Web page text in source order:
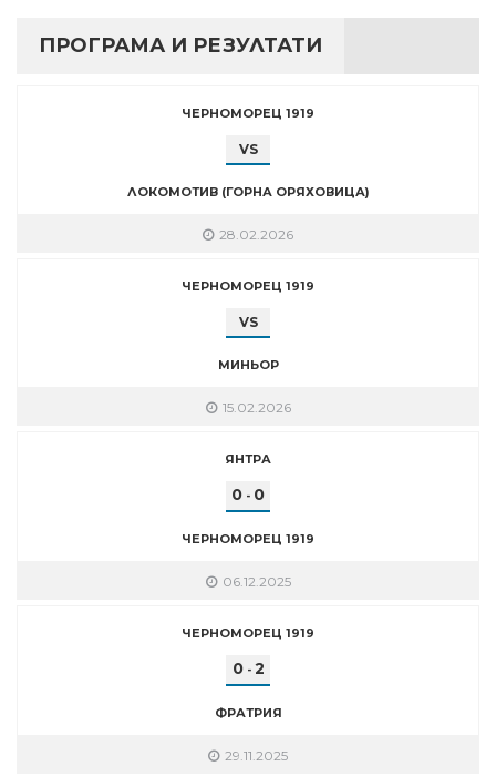
ПРОГРАМА И РЕЗУЛТАТИ
ЧЕРНОМОРЕЦ 1919
VS
ЛОКОМОТИВ (ГОРНА ОРЯХОВИЦА)
28.02.2026
ЧЕРНОМОРЕЦ 1919
VS
МИНЬОР
15.02.2026
ЯНТРА
0 - 0
ЧЕРНОМОРЕЦ 1919
06.12.2025
ЧЕРНОМОРЕЦ 1919
0- 2
ФРАТРИЯ
29.11.2025